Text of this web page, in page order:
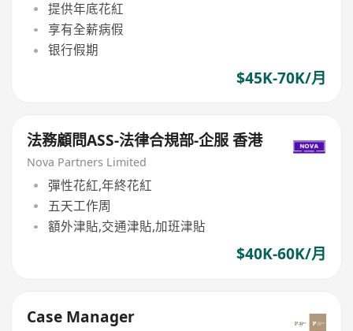
提供年底花紅
享有全薪病假
银行假期
$45K-70K/月
法務顧問ASS-法律合規部-企服 香港
Nova Partners Limited
彈性花紅,年終花紅
五天工作周
額外津貼,交通津貼,加班津貼
$40K-60K/月
Case Manager